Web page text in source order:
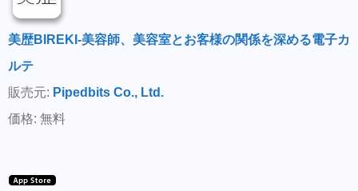
美歴BIREKI-美容師、美容室とお客様の関係を深める電子カ
ルテ
販売元: Pipedbits Co., Ltd.
価格: 無料